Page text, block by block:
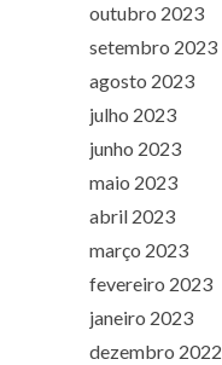
outubro 2023
setembro 2023
agosto 2023
julho 2023
junho 2023
maio 2023
abril 2023
março 2023
fevereiro 2023
janeiro 2023
dezembro 2022